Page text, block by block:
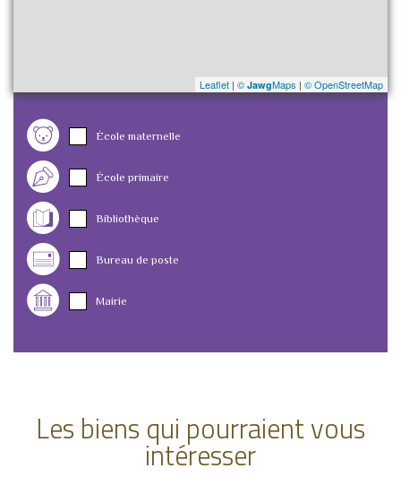
Leaflet | © JawgMaps | © OpenStreetMap
École maternelle
École primaire
Bibliothèque
Bureau de poste
Mairie
Les biens qui pourraient vous
intéresser